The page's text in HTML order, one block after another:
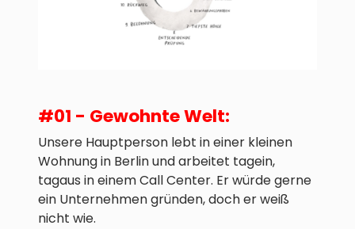
#01 - Gewohnte Welt:
Unsere Hauptperson lebt in einer kleinen
Wohnung in Berlin und arbeitet tagein,
tagaus in einem Call Center. Er würde gerne
ein Unternehmen gründen, doch er weiß
nicht wie.